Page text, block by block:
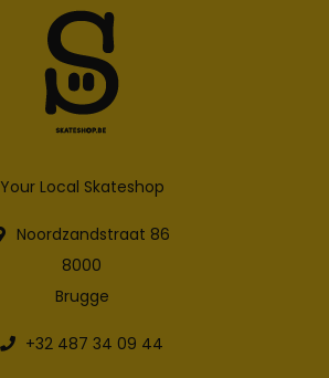
Your Local Skateshop
Noordzandstraat 86
8000
Brugge
+32 487 34 09 44